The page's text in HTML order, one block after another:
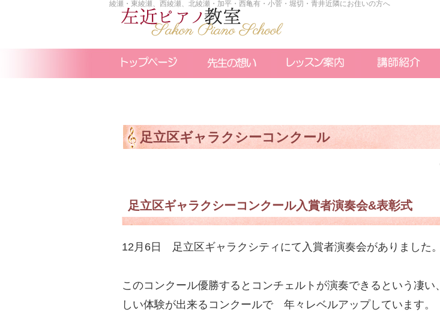
綾瀬・東綾瀬、西綾瀬、北綾瀬・加平・西亀有・小菅・堀切・青井近隣にお住いの方へ
足立区ギャラクシーコンクール
足立区ギャラクシーコンクール入賞者演奏会&表彰式
12月6日 足立区ギャラクシティにて入賞者演奏会がありました。
このコンクール優勝するとコンチェルトが演奏できるという凄い
しい体験が出来るコンクールで 年々レベルアップしています。